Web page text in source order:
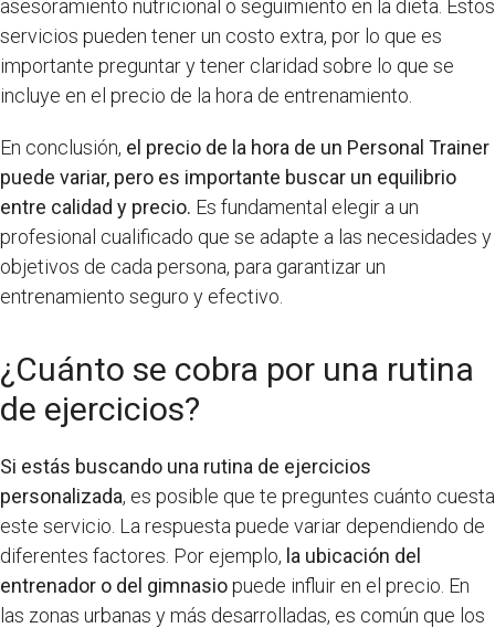
asesoramiento nutricional o seguimiento en la dieta. Estos
servicios pueden tener un costo extra, por lo que es
importante preguntar y tener claridad sobre lo que se
incluye en el precio de la hora de entrenamiento.
En conclusión, el precio de la hora de un Personal Trainer
puede variar, pero es importante buscar un equilibrio
entre calidad y precio. Es fundamental elegir a un
profesional cualificado que se adapte a las necesidades y
objetivos de cada persona, para garantizar un
entrenamiento seguro y efectivo.
¿Cuánto se cobra por una rutina
de ejercicios?
Si estás buscando una rutina de ejercicios
personalizada, es posible que te preguntes cuánto cuesta
este servicio. La respuesta puede variar dependiendo de
diferentes factores. Por ejemplo, la ubicación del
entrenador o del gimnasiopuede influir en el precio. En
las zonas urbanas y más desarrolladas, es común que los